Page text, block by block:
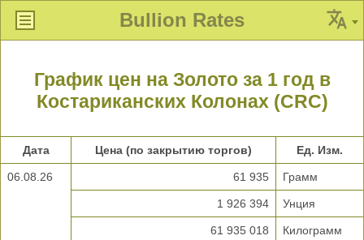
Bullion Rates
График цен на Золото за 1 год в
Костариканских Колонах (CRC)
Дата Цена (по закрытию торгов) Ед. Изм.
06.08.26 61 935 Грамм
1 926 394 Унция
61 935 018 Килограмм